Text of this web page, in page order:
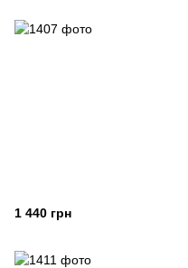
1 440 грн